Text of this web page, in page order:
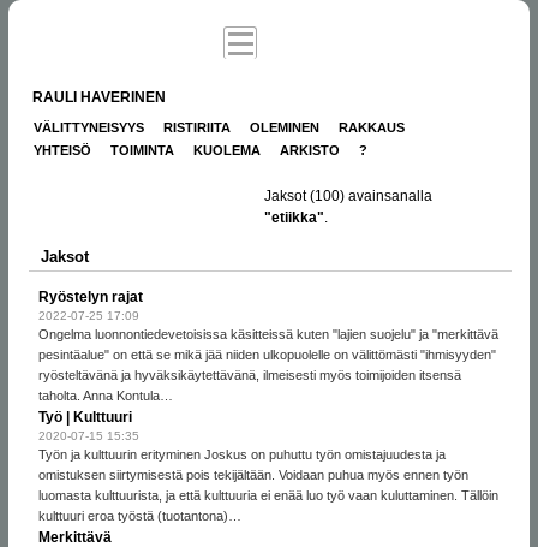
RAULI HAVERINEN
VÄLITTYNEISYYS RISTIRIITA OLEMINEN
RAKKAUS
YHTEISÖ
TOIMINTA KUOLEMA ARKISTO ?
Jaksot(100)avainsanalla
"etiikka".
Jaksot
Ryöstelyn rajat
2022-07-25 17:09
Ongelma luonnontiedevetoisissa käsitteissä kuten "lajien suojelu" ja "merkittävä
pesintäalue" on että se mikä jää niiden ulkopuolelle on välittömästi "ihmisyyden"
ryösteltävänä ja hyväksikäytettävänä, ilmeisesti myös toimijoiden itsensä
taholta. Anna Kontula…
Työ | Kulttuuri
2020-07-15 15:35
Työn ja kulttuurin erityminen Joskus on puhuttu työn omistajuudesta ja
omistuksen siirtymisestä pois tekijältään. Voidaan puhua myös ennen työn
luomasta kulttuurista, ja että kulttuuria ei enää luo työ vaan kuluttaminen. Tällöin
kulttuuri eroa työstä (tuotantona)…
Merkittävä